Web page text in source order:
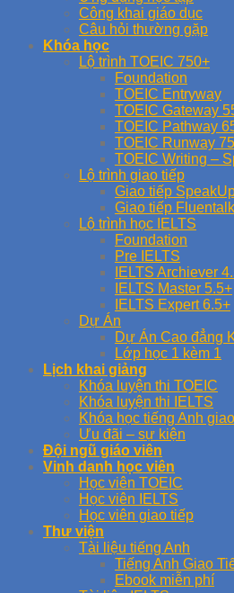
Công khai giáo dục
Câu hỏi thường gặp
Khóa học
Lộ trình TOEIC 750+
Foundation
TOEIC Entryway
TOEIC Gateway
TOEIC Pathway
TOEIC Runway
TOEIC Writing –
Lộ trình giao tiếp
Giao tiếp
Giao tiếp Fluentalk
Lộ trình học IELTS
Foundation
Pre IELTS
IELTS Archiever
IELTS Master 5.5+
IELTS Expert 6.5+
Dự Án
Dự Án Cao đẳng
Lớp học 1 kèm 1
Lịch khai giảng
Khóa luyện thi TOEIC
Khóa luyện thi IELTS
Khóa học tiếng Anh
Ưu đãi – sự kiện
Đội ngũ giáo viên
Vinh danh học viên
Học viên TOEIC
Học viên IELTS
Học viên giao tiếp
Thư viện
Tài liệu tiếng Anh
Tiếng Anh Giao
Ebook miễn phí